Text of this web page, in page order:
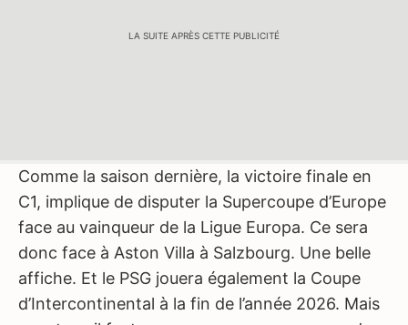
LA SUITE APRÈS CETTE PUBLICITÉ
Comme la saison dernière, la victoire finale en
C1, implique de disputer la Supercoupe d’Europe
face au vainqueur de la Ligue Europa. Ce sera
donc face à Aston Villa à Salzbourg. Une belle
affiche. Et le PSG jouera également la Coupe
d’Intercontinental à la fin de l’année 2026. Mais